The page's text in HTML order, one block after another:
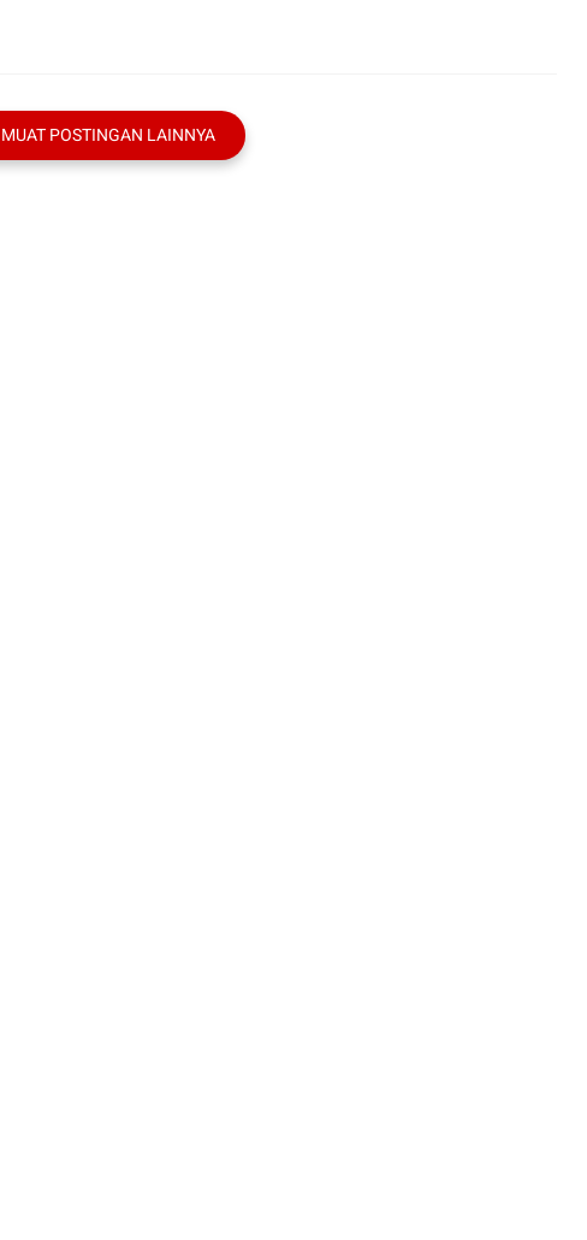
MUAT POSTINGAN LAINNYA